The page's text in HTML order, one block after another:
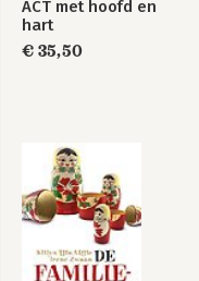
Flow
ACT met hoofd en
hart
€ 35,50